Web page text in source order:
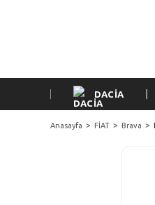
DACİA
Anasayfa FİAT Brava